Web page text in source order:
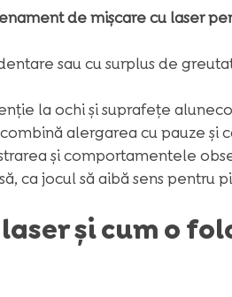
de mișcare cu laser
sau cu surplus de
la ochi și suprafețe
alergarea cu pauze și
și comportamentele
ca jocul să aibă sens pentru
și cum o